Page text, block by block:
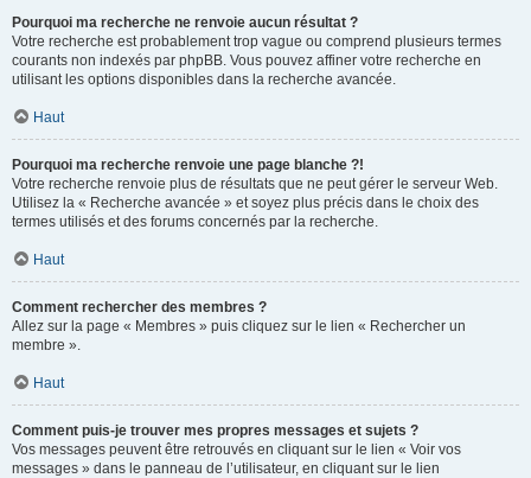
Pourquoi ma recherche ne renvoie aucun résultat ?
Votre recherche est probablement trop vague ou comprend plusieurs termes
courants non indexés par phpBB. Vous pouvez affiner votre recherche en
utilisant les options disponibles dans la recherche avancée.
Haut
Pourquoi ma recherche renvoie une page blanche ?!
Votre recherche renvoie plus de résultats que ne peut gérer le serveur Web.
Utilisez la « Recherche avancée » et soyez plus précis dans le choix des
termes utilisés et des forums concernés par la recherche.
Haut
Comment rechercher des membres ?
Allez sur la page « Membres » puis cliquez sur le lien « Rechercher un
membre ».
Haut
Comment puis-je trouver mes propres messages et sujets ?
Vos messages peuvent être retrouvés en cliquant sur le lien « Voir vos
messages » dans le panneau de l’utilisateur, en cliquant sur le lien